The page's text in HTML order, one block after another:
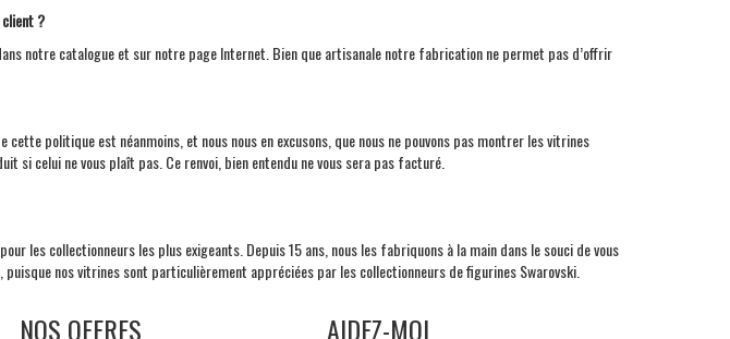
?
notre catalogue et sur notre page Internet. Bien que artisanale notre fabrication ne permet pas d’offrir
politique est néanmoins, et nous nous en excusons, que nous ne pouvons pas montrer les vitrines
si celui ne vous plaît pas. Ce renvoi, bien entendu ne vous sera pas facturé.
les collectionneurs les plus exigeants. Depuis 15 ans, nous les fabriquons à la main dans le souci de vous
nos vitrines sont particulièrement appréciées par les collectionneurs de figurines Swarovski.
NOS OFFRES AIDEZ-MOI